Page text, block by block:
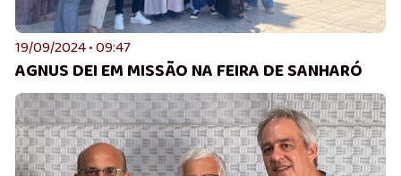
19/09/2024 • 09:47
AGNUS DEI EM MISSÃO NA FEIRA DE SANHARÓ